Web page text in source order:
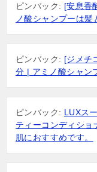
ピンバック: [安息香
ノ酸シャンプーは髪
ピンバック: [ジメチ
分 | アミノ酸シャン
ピンバック: LUXス
ティーコンディシ
肌におすすめです。